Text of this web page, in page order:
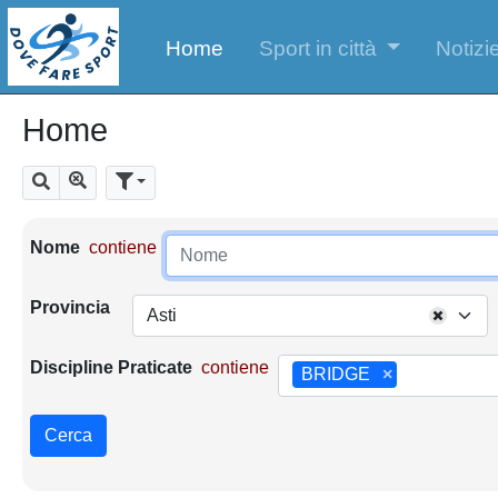
Home Sport in città
Home
Cerca Mostra tutti i risultati
Parametri di ricerca
Nome contiene
Provincia Asti
Discipline Praticate contiene ×
BRIDGE
Cerca